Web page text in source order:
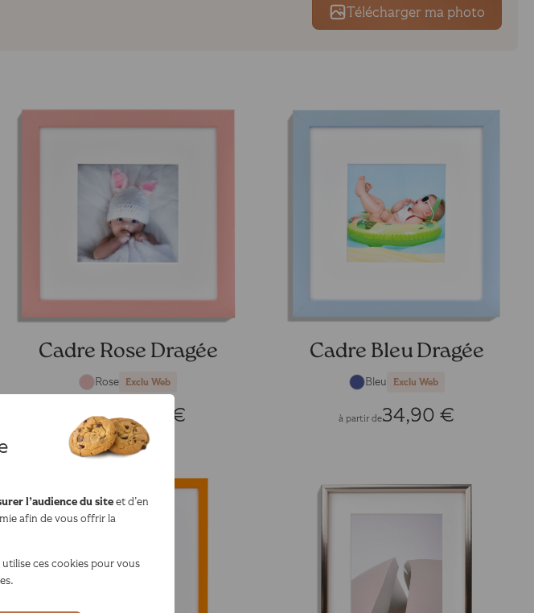
l’audience du siteet d’en
afin de vous offrir la
ces cookies pour vous
Télécharger ma photo
Cadre Rose Dragée
Rose Exclu Web
à partir de34,90 €
Cadre Bleu Dragée
Bleu Exclu Web
à partir de34,90 €